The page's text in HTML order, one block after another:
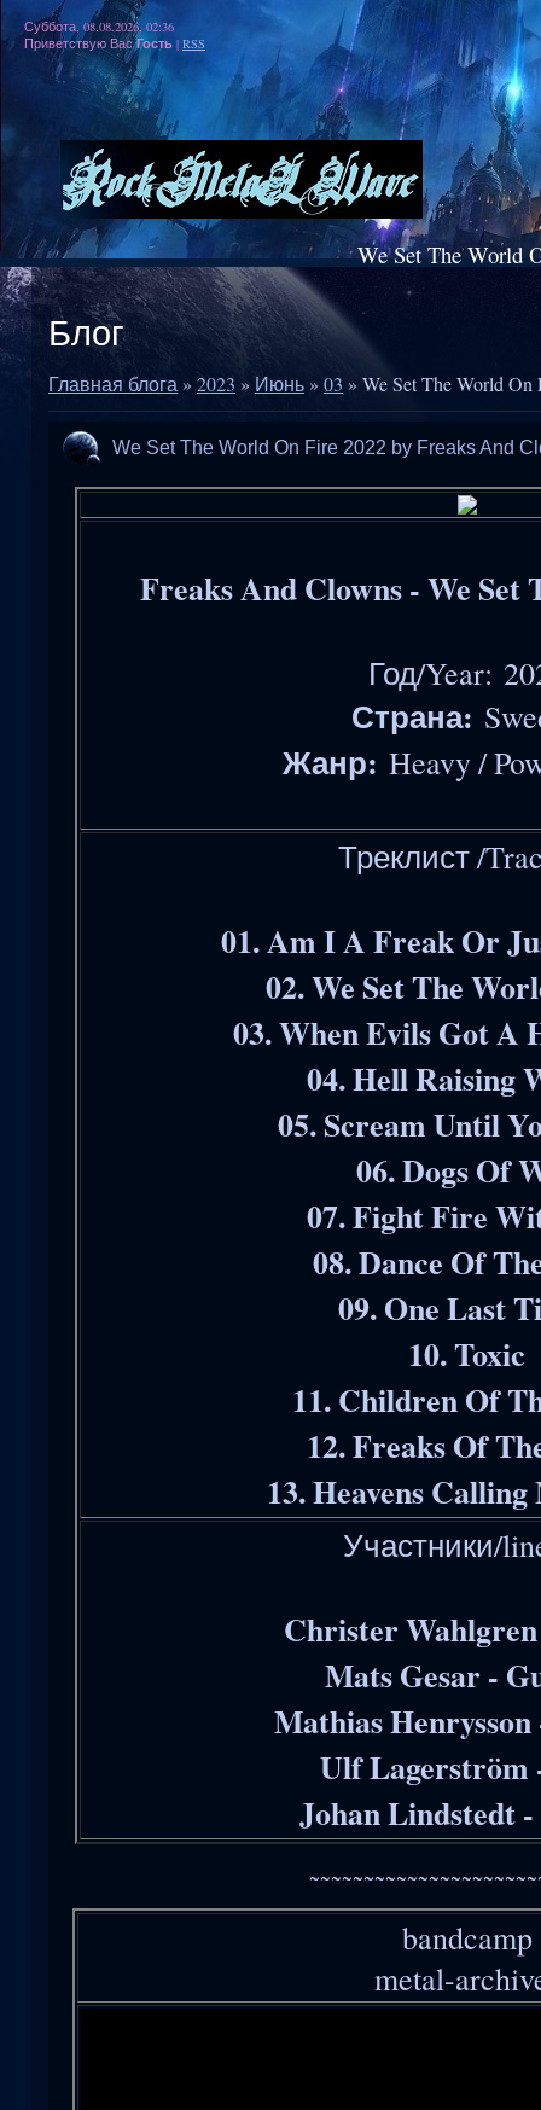
Суббота, 08.08.2026, 02:36
Приветствую Вас Гость | RSS
We Set The World
Блог
Главная блога » 2023 » Июнь» 03 » We Set The World
We Set The World On Fire 2022 by Freaks And
Freaks And Clowns - We
Год/Year:
Страна:
Жанр: Heavy /
Треклист /
01. Am I A Freak Or
02. We Set The
03. When Evils Got A
04. Hell Raising
05. Scream Until
06. Dogs Of
07. Fight Fire
08. Dance Of
09. One Last
10. Toxic
11. Children Of
12. Freaks Of
13. Heavens
Участники/
Christer
Mats Gesar -
Mathias
Ulf Lagerström
Johan Lindstedt
bandcamp
metal-